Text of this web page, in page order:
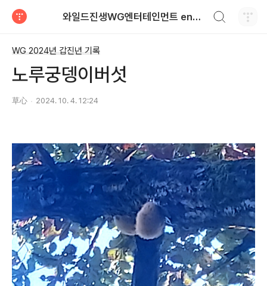
와일드진생WG엔터테인먼트 entertainment
WG 2024년 갑진년 기록
노루궁뎅이버섯
草心 2024. 10. 4. 12:24